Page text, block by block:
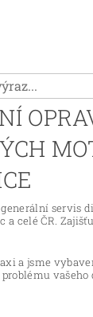
servis
a celé ČR.
a jsme
vašeho